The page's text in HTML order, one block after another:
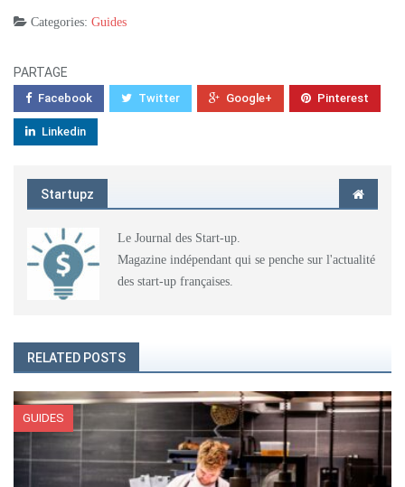
Categories: Guides
PARTAGE
Facebook Twitter Google+ Pinterest
Linkedin
Startupz
Le Journal des Start-up.
Magazine indépendant qui se penche sur l'actualité
des start-up françaises.
RELATED POSTS
GUIDES